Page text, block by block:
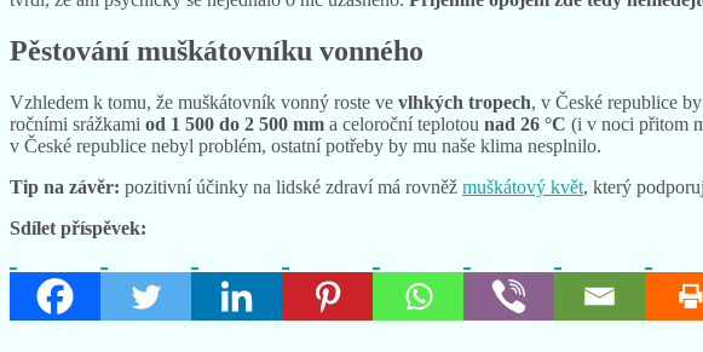
Pěstování muškátovníku vonného
Vzhledem k tomu, že muškátovník vonný roste vevlhkých tropech, v České republice
ročními srážkamiod 1 500 do 2 500 mma celoroční teplotounad 26 °C(i v noci přitom